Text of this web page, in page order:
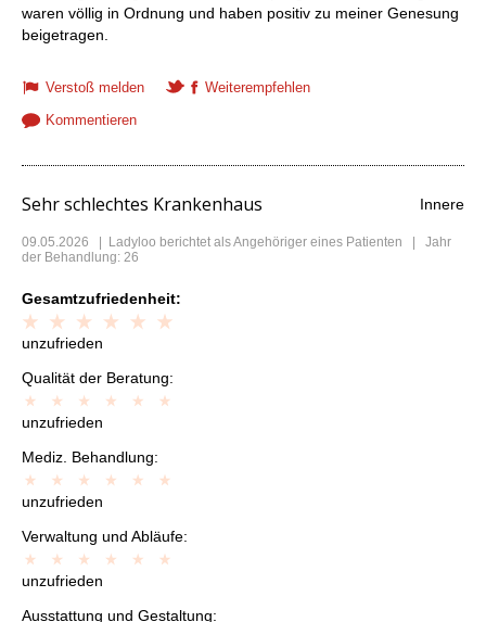
waren völlig in Ordnung und haben positiv zu meiner Genesung
beigetragen.
Verstoß melden
Weiterempfehlen
Kommentieren
Sehr schlechtes Krankenhaus Innere
09.05.2026 Ladyloo berichtet als Angehöriger eines Patienten | Jahr
der Behandlung: 26
Gesamtzufriedenheit:
unzufrieden
Qualität der Beratung:
unzufrieden
Mediz. Behandlung:
unzufrieden
Verwaltung und Abläufe:
unzufrieden
Ausstattung und Gestaltung: